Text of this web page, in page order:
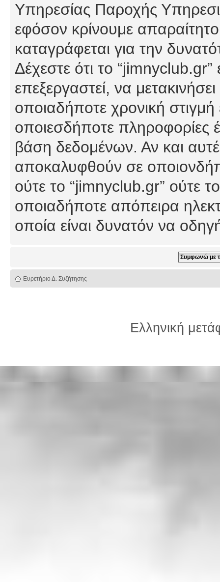
Υπηρεσίας Παροχής
εφόσον κρίνουμε
καταγράφεται για την
Δέχεστε ότι το
επεξεργαστεί, να
οποιαδήποτε χρονική στιγμή
οποιεσδήποτε πληροφορίες
βάση δεδομένων. Αν και
αποκαλυφθούν σε
ούτε το “jimnyclub.gr” ούτε
οποιαδήποτε απόπειρα
οποία είναι δυνατόν να
Ευρετήριο Δ. Συζήτησης
Ελληνική